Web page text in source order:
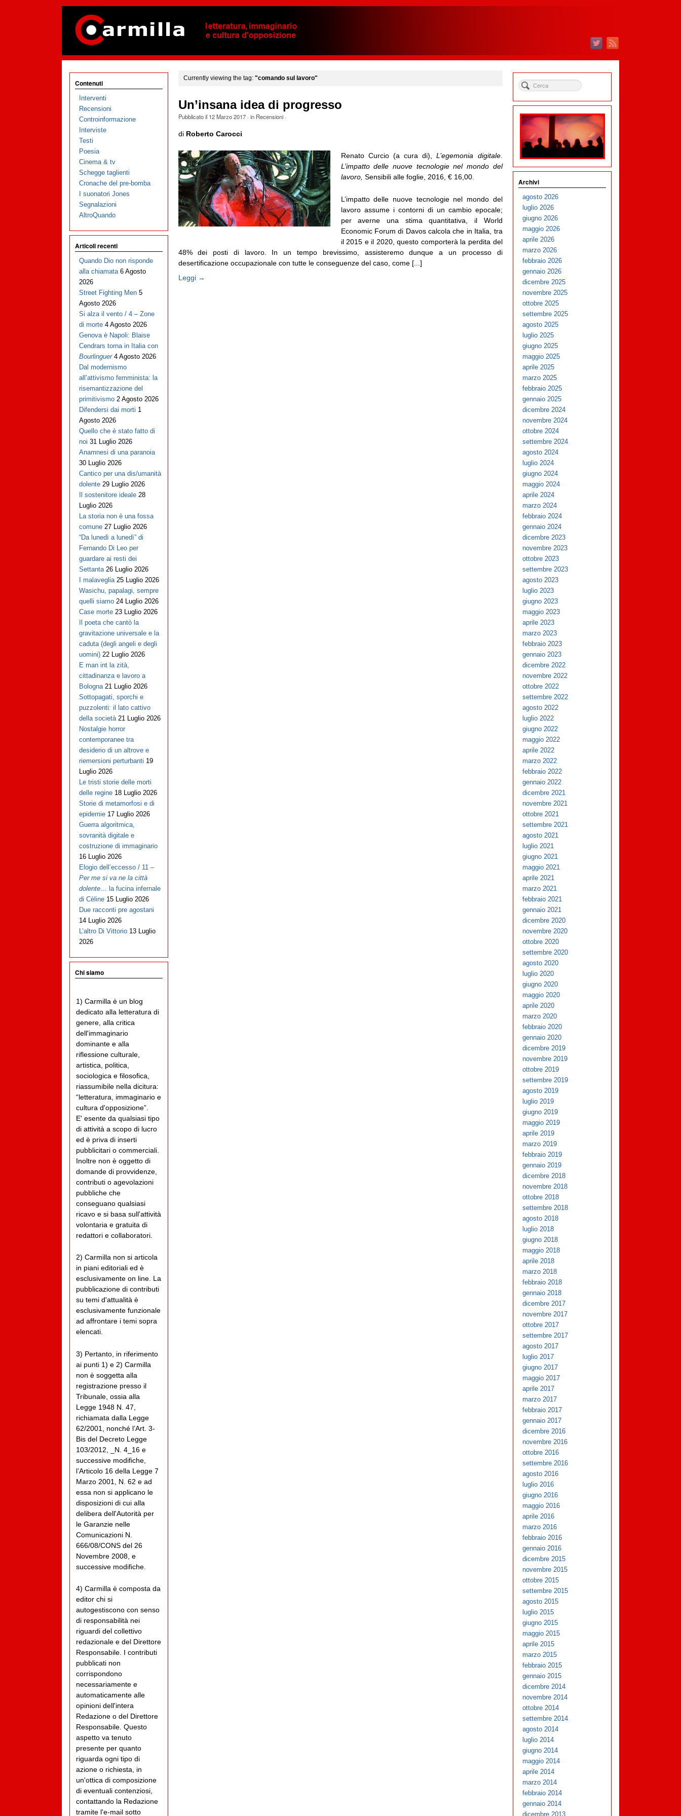
Currently viewing the tag: "comando sul lavoro"
Un’insana idea di progresso
Pubblicato il 12 Marzo 2017· in Recensioni·
di Roberto Carocci
Renato Curcio (a cura di),L’egemonia digitale.
L’impatto delle nuove tecnologie nel mondo del
lavoro, Sensibili alle foglie, 2016, € 16,00.
L’impatto delle nuove tecnologie nel mondo del
lavoro assume i contorni di un cambio epocale;
per averne una stima quantitativa, il World
Economic Forum di Davos calcola che in Italia, tra
il 2015 e il 2020, questo comporterà la perdita del
48% dei posti di lavoro. In un tempo brevissimo, assisteremo dunque a un processo di
desertificazione occupazionale con tutte le conseguenze del caso, come [...]
Leggi →
Contenuti
Interventi
Recensioni
Controinformazione
Interviste
Testi
Poesia
Cinema & tv
Schegge taglienti
Cronache del pre-bomba
I suonatori Jones
Segnalazioni
AltroQuando
Articoli recenti
Quando Dio non risponde
alla chiamata 6 Agosto
2026
Street Fighting Men 5
Agosto 2026
Si alza il vento / 4 – Zone
di morte 4 Agosto 2026
Genova è Napoli: Blaise
Cendrars torna in Italia con
Bourlinguer 4 Agosto 2026
Dal modernismo
all’attivismo femminista: la
risemantizzazione del
primitivismo 2 Agosto 2026
Difendersi dai morti 1
Agosto 2026
Quello che è stato fatto di
noi 31 Luglio 2026
Anamnesi di una paranoia
30 Luglio 2026
Cantico per una dis/umanità
dolente 29 Luglio 2026
Il sostenitore ideale 28
Luglio 2026
La storia non è una fossa
comune 27 Luglio 2026
“Da lunedì a lunedì” di
Fernando Di Leo per
guardare ai resti dei
Settanta 26 Luglio 2026
I malaveglia 25 Luglio 2026
Wasichu, papalagi, sempre
quelli siamo 24 Luglio 2026
Case morte 23 Luglio 2026
Il poeta che cantò la
gravitazione universale e la
caduta (degli angeli e degli
uomini) 22 Luglio 2026
E man int la zità,
cittadinanza e lavoro a
Bologna 21 Luglio 2026
Sottopagati, sporchi e
puzzolenti: il lato cattivo
della società 21 Luglio 2026
Nostalgie horror
contemporanee tra
desiderio di un altrove e
riemersioni perturbanti 19
Luglio 2026
Le tristi storie delle morti
delle regine 18 Luglio 2026
Storie di metamorfosi e di
epidemie 17 Luglio 2026
Guerra algoritmica,
sovranità digitale e
costruzione di immaginario
16 Luglio 2026
Elogio dell’eccesso / 11 –
Per me si va ne la città
dolente… la fucina infernale
di Cèline 15 Luglio 2026
Due racconti pre agostani
14 Luglio 2026
L’altro Di Vittorio 13 Luglio
2026
Chi siamo
1) Carmilla è un blog
dedicato alla letteratura di
genere, alla critica
dell'immaginario
dominante e alla
riflessione culturale,
artistica, politica,
sociologica e filosofica,
riassumibile nella dicitura:
“letteratura, immaginario e
cultura d'opposizione”.
E' esente da qualsiasi tipo
di attività a scopo di lucro
ed è priva di inserti
pubblicitari o commerciali.
Inoltre non è oggetto di
domande di provvidenze,
contributi o agevolazioni
pubbliche che
conseguano qualsiasi
ricavo e si basa sull'attività
volontaria e gratuita di
redattori e collaboratori.
2) Carmilla non si articola
in piani editoriali ed è
esclusivamente on line. La
pubblicazione di contributi
su temi d'attualità è
esclusivamente funzionale
ad affrontare i temi sopra
elencati.
3) Pertanto, in riferimento
ai punti 1) e 2) Carmilla
non è soggetta alla
registrazione presso il
Tribunale, ossia alla
Legge 1948 N. 47,
richiamata dalla Legge
62/2001, nonché l’Art. 3-
Bis del Decreto Legge
103/2012, _N. 4_16 e
successive modifiche,
l’Articolo 16 della Legge 7
Marzo 2001, N. 62 e ad
essa non si applicano le
disposizioni di cui alla
delibera dell'Autorità per
le Garanzie nelle
Comunicazioni N.
666/08/CONS del 26
Novembre 2008, e
successive modifiche.
4) Carmilla è composta da
editor chi si
autogestiscono con senso
di responsabilità nei
riguardi del collettivo
redazionale e del Direttore
Responsabile. I contributi
pubblicati non
corrispondono
necessariamente e
automaticamente alle
opinioni dell'intera
Redazione o del Direttore
Responsabile. Questo
aspetto va tenuto
presente per quanto
riguarda ogni tipo di
azione o richiesta, in
un'ottica di composizione
di eventuali contenziosi,
contattando la Redazione
tramite l'e-mail sotto
Archivi
agosto 2026
luglio 2026
giugno 2026
maggio 2026
aprile 2026
marzo 2026
febbraio 2026
gennaio 2026
dicembre 2025
novembre 2025
ottobre 2025
settembre 2025
agosto 2025
luglio 2025
giugno 2025
maggio 2025
aprile 2025
marzo 2025
febbraio 2025
gennaio 2025
dicembre 2024
novembre 2024
ottobre 2024
settembre 2024
agosto 2024
luglio 2024
giugno 2024
maggio 2024
aprile 2024
marzo 2024
febbraio 2024
gennaio 2024
dicembre 2023
novembre 2023
ottobre 2023
settembre 2023
agosto 2023
luglio 2023
giugno 2023
maggio 2023
aprile 2023
marzo 2023
febbraio 2023
gennaio 2023
dicembre 2022
novembre 2022
ottobre 2022
settembre 2022
agosto 2022
luglio 2022
giugno 2022
maggio 2022
aprile 2022
marzo 2022
febbraio 2022
gennaio 2022
dicembre 2021
novembre 2021
ottobre 2021
settembre 2021
agosto 2021
luglio 2021
giugno 2021
maggio 2021
aprile 2021
marzo 2021
febbraio 2021
gennaio 2021
dicembre 2020
novembre 2020
ottobre 2020
settembre 2020
agosto 2020
luglio 2020
giugno 2020
maggio 2020
aprile 2020
marzo 2020
febbraio 2020
gennaio 2020
dicembre 2019
novembre 2019
ottobre 2019
settembre 2019
agosto 2019
luglio 2019
giugno 2019
maggio 2019
aprile 2019
marzo 2019
febbraio 2019
gennaio 2019
dicembre 2018
novembre 2018
ottobre 2018
settembre 2018
agosto 2018
luglio 2018
giugno 2018
maggio 2018
aprile 2018
marzo 2018
febbraio 2018
gennaio 2018
dicembre 2017
novembre 2017
ottobre 2017
settembre 2017
agosto 2017
luglio 2017
giugno 2017
maggio 2017
aprile 2017
marzo 2017
febbraio 2017
gennaio 2017
dicembre 2016
novembre 2016
ottobre 2016
settembre 2016
agosto 2016
luglio 2016
giugno 2016
maggio 2016
aprile 2016
marzo 2016
febbraio 2016
gennaio 2016
dicembre 2015
novembre 2015
ottobre 2015
settembre 2015
agosto 2015
luglio 2015
giugno 2015
maggio 2015
aprile 2015
marzo 2015
febbraio 2015
gennaio 2015
dicembre 2014
novembre 2014
ottobre 2014
settembre 2014
agosto 2014
luglio 2014
giugno 2014
maggio 2014
aprile 2014
marzo 2014
febbraio 2014
gennaio 2014
dicembre 2013